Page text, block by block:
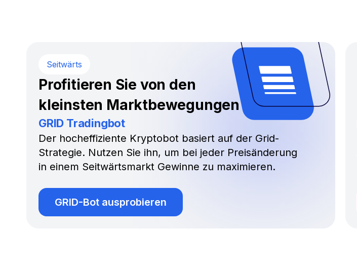
Seitwärts
Profitieren Sie von den
kleinsten Marktbewegungen
GRID Tradingbot
Der hocheffiziente Kryptobot basiert auf der Grid-
Strategie. Nutzen Sie ihn, um bei jeder Preisänderung
in einem Seitwärtsmarkt Gewinne zu maximieren.
GRID-Bot ausprobieren